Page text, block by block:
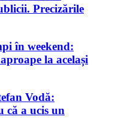
Precizările
în weekend:
la același
Vodă:
că a ucis un